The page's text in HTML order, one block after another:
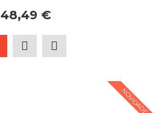
48,49 €
NOVIDADE